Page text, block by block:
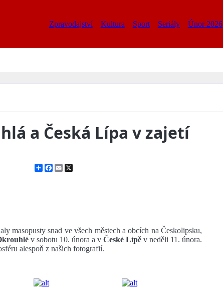
Zpravodajství Kultura Sport Seriály Únor 2026
a Česká Lípa v zajetí
ShareFacebook
Email
masopusty snad ve všech městech a obcích na Českolipsku,
v sobotu 10. února a v České Lípě v neděli 11. února.
alespoň z našich fotografií.